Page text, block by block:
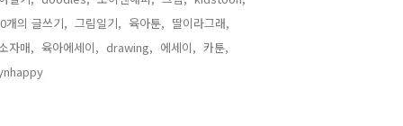
개의 글쓰기, 그림일기, 육아툰, 딸이라그래,
자매, 육아에세이, drawing, 에세이, 카툰,